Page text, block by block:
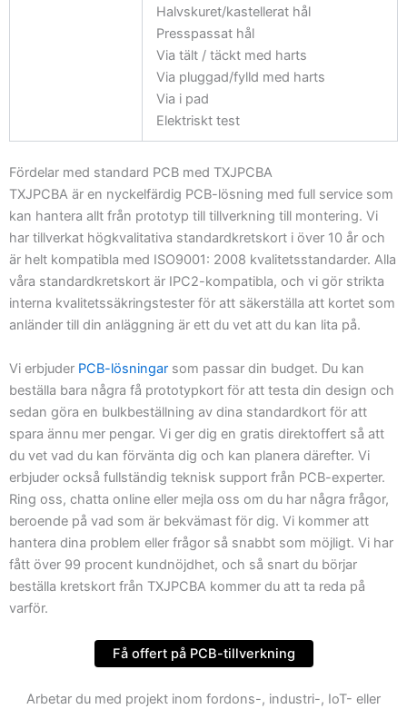
Halvskuret/kastellerat hål
Presspassat hål
Via tält / täckt med harts
Via pluggad/fylld med harts
Via i pad
Elektriskt test
Fördelar med standard PCB med TXJPCBA
TXJPCBA är en nyckelfärdig PCB-lösning med full service som
kan hantera allt från prototyp till tillverkning till montering. Vi
har tillverkat högkvalitativa standardkretskort i över 10 år och
är helt kompatibla med ISO9001: 2008 kvalitetsstandarder. Alla
våra standardkretskort är IPC2-kompatibla, och vi gör strikta
interna kvalitetssäkringstester för att säkerställa att kortet som
anländer till din anläggning är ett du vet att du kan lita på.
Vi erbjuder PCB-lösningar som passar din budget. Du kan
beställa bara några få prototypkort för att testa din design och
sedan göra en bulkbeställning av dina standardkort för att
spara ännu mer pengar. Vi ger dig en gratis direktoffert så att
du vet vad du kan förvänta dig och kan planera därefter. Vi
erbjuder också fullständig teknisk support från PCB-experter.
Ring oss, chatta online eller mejla oss om du har några frågor,
beroende på vad som är bekvämast för dig. Vi kommer att
hantera dina problem eller frågor så snabbt som möjligt. Vi har
fått över 99 procent kundnöjdhet, och så snart du börjar
beställa kretskort från TXJPCBA kommer du att ta reda på
varför.
Få offert på PCB-tillverkning
Arbetar du med projekt inom fordons-, industri-, IoT- eller